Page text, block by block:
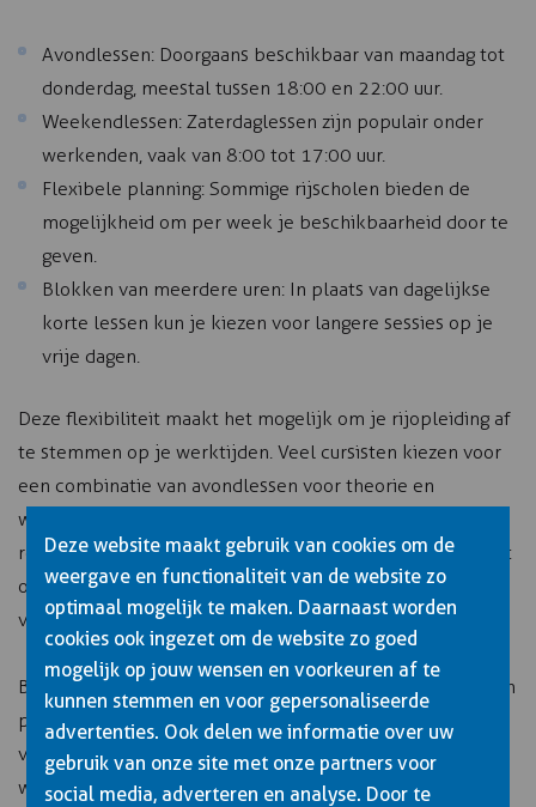
Avondlessen: Doorgaans beschikbaar van maandag tot
donderdag, meestal tussen 18:00 en 22:00 uur.
Weekendlessen: Zaterdaglessen zijn populair onder
werkenden, vaak van 8:00 tot 17:00 uur.
Flexibele planning: Sommige rijscholen bieden de
mogelijkheid om per week je beschikbaarheid door te
geven.
Blokken van meerdere uren: In plaats van dagelijkse
korte lessen kun je kiezen voor langere sessies op je
vrije dagen.
Deze flexibiliteit maakt het mogelijk om je rijopleiding af
te stemmen op je werktijden. Veel cursisten kiezen voor
een combinatie van avondlessen voor theorie en
weekendlessen voor praktijk. Het is wel belangrijk om
regelmatig lessen te plannen, zodat je vaardigheden blijft
ontwikkelen en niet teveel tijd tussen lessen laat
verstrijken.
Bespreek je persoonlijke situatie met de opleider om een
passend schema te maken. Wij helpen je graag bij het
vinden van een optimale planning die aansluit bij jouw
werk- en privésituatie.
Deze website maakt gebruik van cookies om de
weergave en functionaliteit van de website zo
optimaal mogelijk te maken. Daarnaast worden
cookies ook ingezet om de website zo goed
mogelijk op jouw wensen en voorkeuren af te
kunnen stemmen en voor gepersonaliseerde
advertenties. Ook delen we informatie over uw
gebruik van onze site met onze partners voor
social media, adverteren en analyse. Door te